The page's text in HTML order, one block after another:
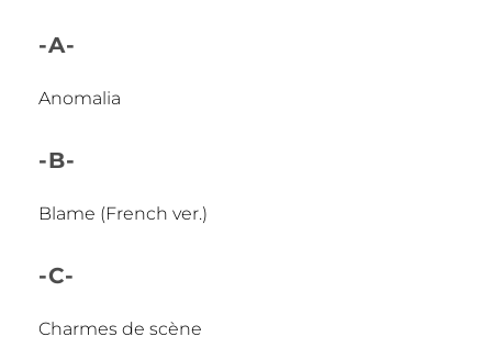
-A-
Anomalia
-B-
Blame (French ver.)
-C-
Charmes de scène